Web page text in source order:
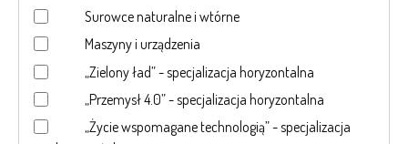
Surowce naturalne i wtórne
Maszyny i urządzenia
„Zielony ład” - specjalizacja horyzontalna
„Przemysł 4.0” - specjalizacja horyzontalna
„Życie wspomagane technologią” - specjalizacja